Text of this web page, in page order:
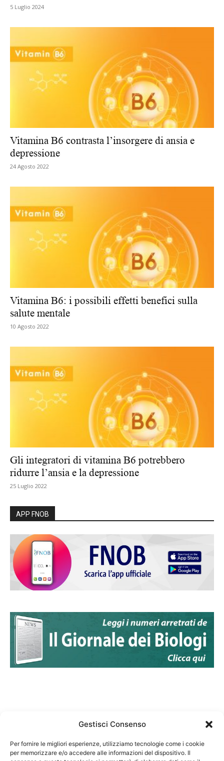
Gestisci Consenso
Per fornire le migliori esperienze, utilizziamo tecnologie come i cookie
per memorizzare e/o accedere alle informazioni del dispositivo. Il
5 Luglio 2024
Vitamina B6 contrasta l’insorgere di ansia e
depressione
24 Agosto 2022
Vitamina B6: i possibili effetti benefici sulla
salute mentale
10 Agosto 2022
Gli integratori di vitamina B6 potrebbero
ridurre l’ansia e la depressione
25 Luglio 2022
APP FNOB
Federazione Nazionale Degli Ordini dei Biologi: